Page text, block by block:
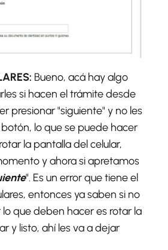
Bueno, acá hay algo
si hacen el trámite desde
presionar "siguiente" y no les
lo que se puede hacer
la pantalla del celular,
y ahora si apretamos
". Es un error que tiene el
entonces ya saben si no
que deben hacer es rotar la
y listo, ahí les va a dejar